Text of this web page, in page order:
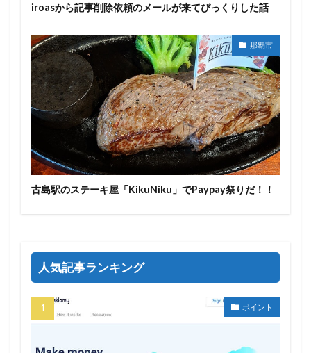
iroasから記事削除依頼のメールが来てびっくりした話
那覇市
古島駅のステーキ屋「KikuNiku」でPaypay祭りだ！！
人気記事ランキング
ポイント